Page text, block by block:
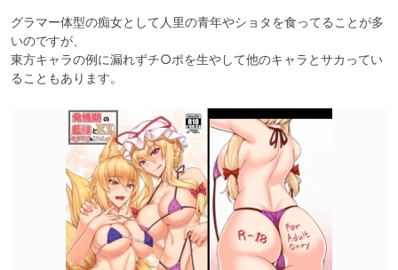
グラマー体型の痴女として人里の青年やショタを食ってることが多
いのですが、
東方キャラの例に漏れずチ○ポを生やして他のキャラとサカってい
ることもあります。